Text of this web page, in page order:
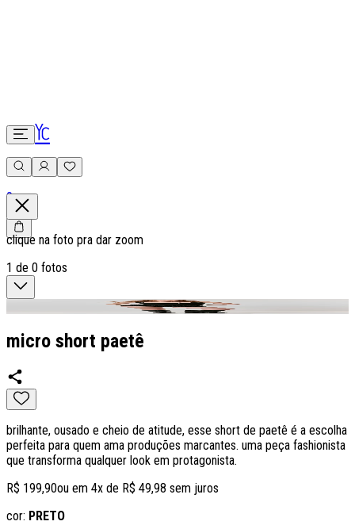
0
clique na foto pra dar zoom
1 de 0 fotos
micro short paetê
brilhante, ousado e cheio de atitude, esse short de paetê é a escolha
perfeita para quem ama produções marcantes. uma peça fashionista
que transforma qualquer look em protagonista.
R$ 199,90ou em 4x de R$ 49,98 sem juros
cor: PRETO